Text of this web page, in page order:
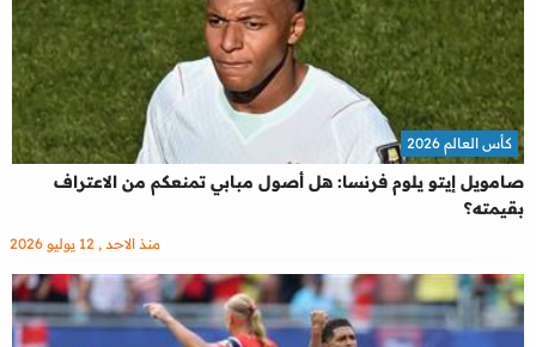
صامويل إيتو يلوم فرنسا: هل أصول مبابي تمنعكم من الاعتراف
بقيمته؟
كأس العالم 2026
منذ الاحد , 12 يوليو 2026